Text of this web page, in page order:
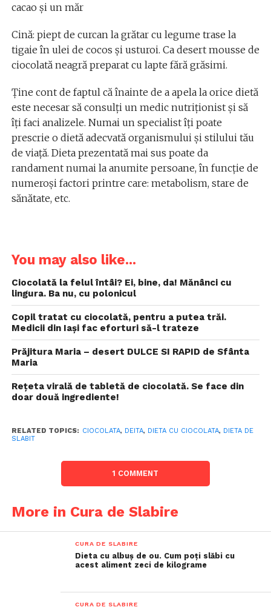
cacao și un măr
Cină: piept de curcan la grătar cu legume trase la
tigaie în ulei de cocos și usturoi. Ca desert mousse de
ciocolată neagră preparat cu lapte fără grăsimi.
Ține cont de faptul că înainte de a apela la orice dietă
este necesar să consulți un medic nutriționist și să
îți faci analizele. Numai un specialist îți poate
prescrie o dietă adecvată organismului și stilului tău
de viață. Dieta prezentată mai sus poate da
randament numai la anumite persoane, în funcție de
numeroși factori printre care: metabolism, stare de
sănătate, etc.
You may also like...
Ciocolată la felul întâi? Ei, bine, da! Mănânci cu
lingura. Ba nu, cu polonicul
Copil tratat cu ciocolată, pentru a putea trăi.
Medicii din Iași fac eforturi să-l trateze
Prăjitura Maria – desert DULCE SI RAPID de Sfânta
Maria
Rețeta virală de tabletă de ciocolată. Se face din
doar două ingrediente!
RELATED TOPICS: CIOCOLATA, DEITA, DIETA CU CIOCOLATA, DIETA DE
SLABIT
1 COMMENT
More in Cura de Slabire
CURA DE SLABIRE
Dieta cu albuș de ou. Cum poți slăbi cu
acest aliment zeci de kilograme
CURA DE SLABIRE